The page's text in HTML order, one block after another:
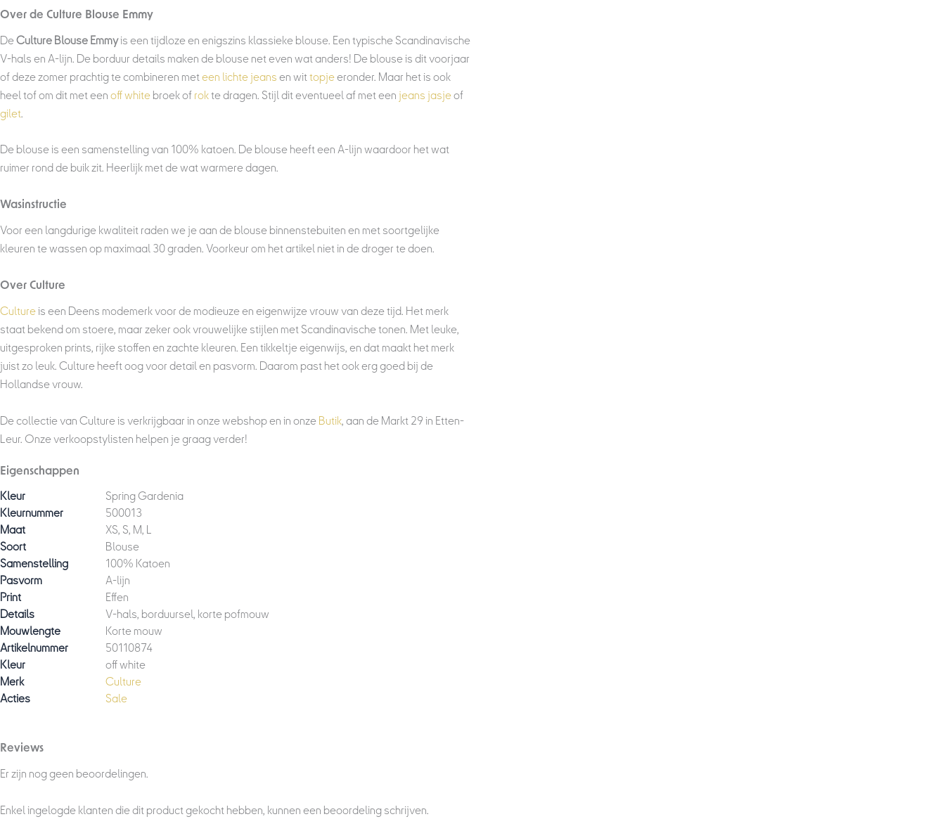
Over de Culture Blouse Emmy
DeCulture Blouse Emmyis een tijdloze en enigszins klassieke blouse. Een typische Scandinavische
V-hals en A-lijn. De borduur details maken de blouse net even wat anders! De blouse is dit voorjaar
of deze zomer prachtig te combineren meteen lichte jeans en wittopjeeronder. Maar het is ook
heel tof om dit met een off white broek of rokte dragen. Stijl dit eventueel af met een jeans jasjeof
gilet.
De blouse is een samenstelling van 100% katoen. De blouse heeft een A-lijn waardoor het wat
ruimer rond de buik zit. Heerlijk met de wat warmere dagen.
Wasinstructie
Voor een langdurige kwaliteit raden we je aan de blouse binnenstebuiten en met soortgelijke
kleuren te wassen op maximaal 30 graden. Voorkeur om het artikel niet in de droger te doen.
Over Culture
Cultureis een Deens modemerk voor de modieuze en eigenwijze vrouw van deze tijd. Het merk
staat bekend om stoere, maar zeker ook vrouwelijke stijlen met Scandinavische tonen. Met leuke,
uitgesproken prints, rijke stoffen en zachte kleuren. Een tikkeltje eigenwijs, en dat maakt het merk
juist zo leuk. Culture heeft oog voor detail en pasvorm. Daarom past het ook erg goed bij de
Hollandse vrouw.
De collectie van Culture is verkrijgbaar in onze webshop en in onze Butik, aan de Markt 29 in Etten-
Leur. Onze verkoopstylisten helpen je graag verder!
Eigenschappen
Kleur
Spring Gardenia
Kleurnummer
500013
Maat
XS, S, M, L
Soort
Blouse
Samenstelling
100% Katoen
Pasvorm
A-lijn
Print
Effen
Details
V-hals, borduursel, korte pofmouw
Mouwlengte
Korte mouw
Artikelnummer
50110874
Kleur
off white
Merk
Culture
Acties
Sale
Reviews
Er zijn nog geen beoordelingen.
Enkel ingelogde klanten die dit product gekocht hebben, kunnen een beoordeling schrijven.